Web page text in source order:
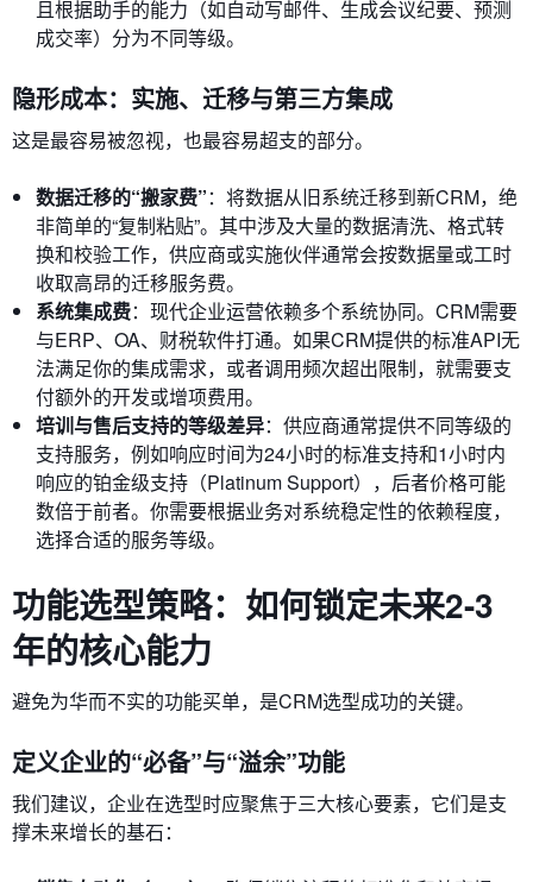
且根据助手的能力（如自动写邮件、生成会议纪要、预测
成交率）分为不同等级。
隐形成本：实施、迁移与第三方集成
这是最容易被忽视，也最容易超支的部分。
数据迁移的“搬家费”：将数据从旧系统迁移到新CRM，绝
非简单的“复制粘贴”。其中涉及大量的数据清洗、格式转
换和校验工作，供应商或实施伙伴通常会按数据量或工时
收取高昂的迁移服务费。
系统集成费：现代企业运营依赖多个系统协同。CRM需要
与ERP、OA、财税软件打通。如果CRM提供的标准API无
法满足你的集成需求，或者调用频次超出限制，就需要支
付额外的开发或增项费用。
培训与售后支持的等级差异：供应商通常提供不同等级的
支持服务，例如响应时间为24小时的标准支持和1小时内
响应的铂金级支持（Platinum Support），后者价格可能
数倍于前者。你需要根据业务对系统稳定性的依赖程度，
选择合适的服务等级。
功能选型策略：如何锁定未来2-3
年的核心能力
避免为华而不实的功能买单，是CRM选型成功的关键。
定义企业的“必备”与“溢余”功能
我们建议，企业在选型时应聚焦于三大核心要素，它们是支
撑未来增长的基石：